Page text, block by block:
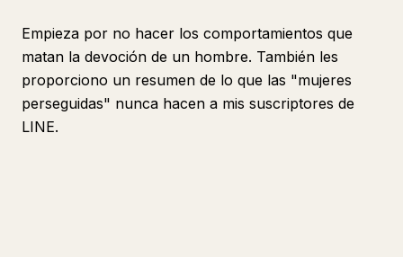
Empieza por no hacer los comportamientos que
matan la devoción de un hombre. También les
proporciono un resumen de lo que las "mujeres
perseguidas" nunca hacen a mis suscriptores de
LINE.